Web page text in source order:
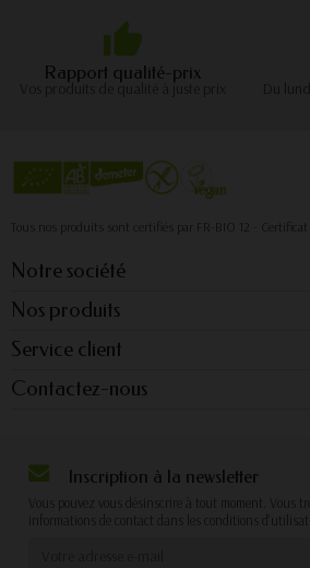
Rapport qualité-prix
Vos produits de qualité à juste prix
Tous nos produits sont certifiés par FR-BIO 12 -
Notre société
Nos produits
Service client
Contactez-nous
Inscription à la newsletter
Vous pouvez vous désinscrire à tout moment. Vous
informations de contact dans les conditions